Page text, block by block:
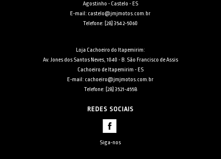
Agostinho - Castelo - ES
E-mail: castelo@jmjmotos.com.br
Telefone: [28] 3542-5060
Loja Cachoeiro do Itapemirim:
Av. Jones dos Santos Neves, 1040 - B. São Francisco de Assis
Cachoeiro de Itapemirim - ES
E-mail: cachoeiro@jmjmotos.com.br
Telefone: [28] 3521-4558
REDES SOCIAIS
Siga-nos